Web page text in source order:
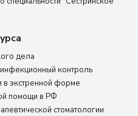
дела
контроль
экстренной форме
помощи в РФ
стоматологии